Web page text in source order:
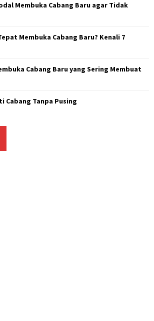
Membuka Cabang Baru agar Tidak
Membuka Cabang Baru? Kenali 7
Cabang Baru yang Sering Membuat
Cabang Tanpa Pusing